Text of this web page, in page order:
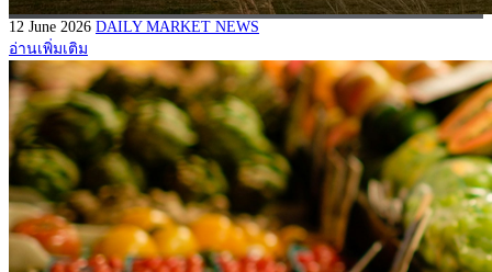
12 June 2026 DAILY MARKET NEWS
อ่านเพิ่มเติม